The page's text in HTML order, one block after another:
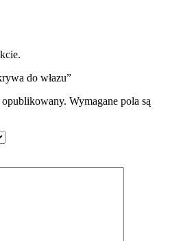
do włazu”
opublikowany. Wymagane pola są